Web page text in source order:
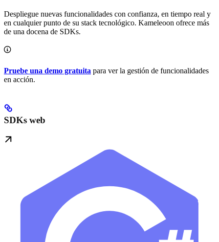
Despliegue nuevas funcionalidades con confianza, en tiempo real y
en cualquier punto de su stack tecnológico. Kameleoon ofrece más
de una docena de SDKs.
Pruebe una demo gratuita para ver la gestión de funcionalidades
en acción.
SDKs web